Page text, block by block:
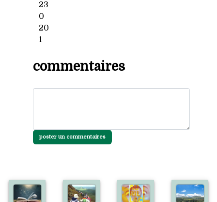
23
0
20
1
commentaires
poster un commentaires